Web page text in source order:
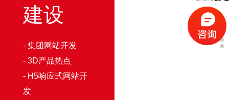
建设
- 集团网站开发
- 3D产品热点
- H5响应式网站开
发